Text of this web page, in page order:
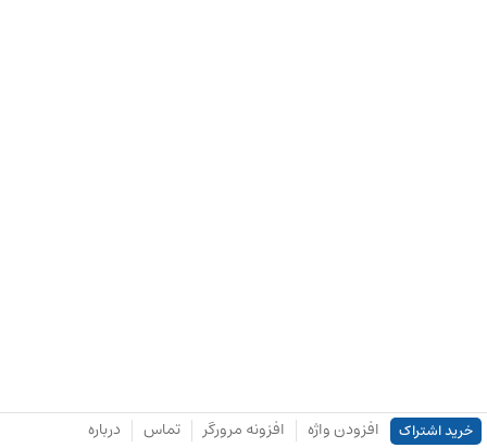
خرید اشتراک افزودن واژه افزونه مرورگر تماس درباره